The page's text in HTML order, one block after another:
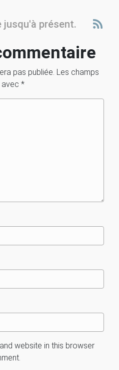
jusqu'à présent.
pas publiée. Les champs
avec *
website in this browser